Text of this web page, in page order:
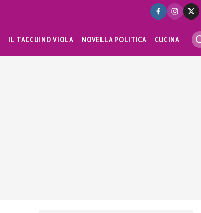
IL TACCUINO VIOLA NOVELLA POLITICA CUCINA